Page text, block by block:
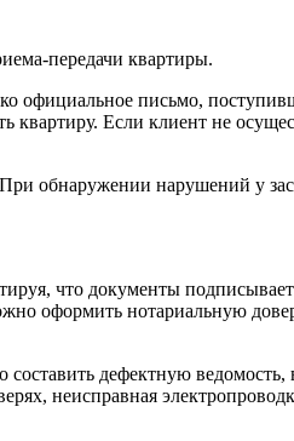
передачи квартиры.
официальное письмо,
Если клиент не
обнаружении нарушений у
что документы
оформить нотариальную
дефектную ведомость,
неисправная